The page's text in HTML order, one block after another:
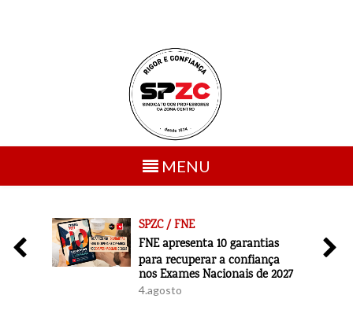
Toggle
navigation
MENU
SPZC / FNE
FNE apresenta 10 garantias
para recuperar a confiança
nos Exames Nacionais de 2027
4.agosto